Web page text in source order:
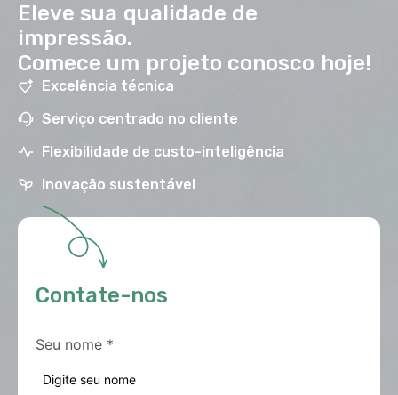
Eleve sua qualidade de
impressão.
Comece um projeto conosco hoje!
Excelência técnica
Serviço centrado no cliente
Flexibilidade de custo-inteligência
Inovação sustentável
Contate-nos
Seu nome *